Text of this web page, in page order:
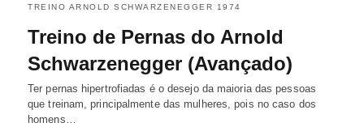
TREINO ARNOLD SCHWARZENEGGER 1974
Treino de Pernas do Arnold
Schwarzenegger (Avançado)
Ter pernas hipertrofiadas é o desejo da maioria das pessoas
que treinam, principalmente das mulheres, pois no caso dos
homens…